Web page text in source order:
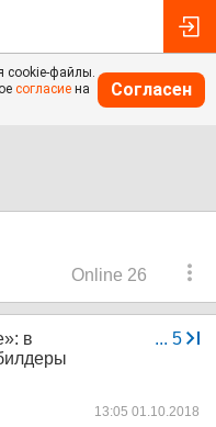
cookie-файлы.
согласие на
Согласен
Online 26
... 5
в
13:05 01.10.2018